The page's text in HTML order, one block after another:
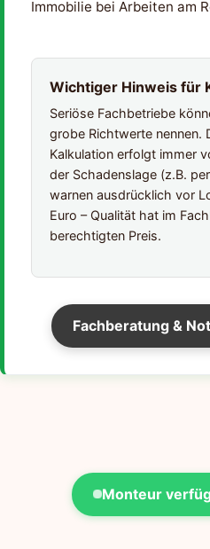
Immobilie bei Arbeiten am
Wichtiger Hinweis für
Seriöse Fachbetriebe
grobe Richtwerte nennen.
Kalkulation erfolgt immer
der Schadenslage (z.B.
warnen ausdrücklich vor
Euro – Qualität hat im
berechtigten Preis.
Fachberatung &
Monteur